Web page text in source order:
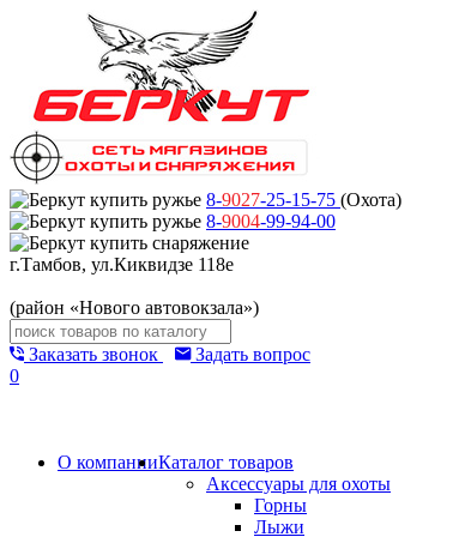
8-9027-25-15-75 (Охота)
8-9004-99-94-00
г.Тамбов, ул.Киквидзе 118е
(район «Нового автовокзала»)
Заказать звонок
Задать вопрос
0
О компанииКаталог товаров
Аксессуары для охоты
Горны
Лыжи